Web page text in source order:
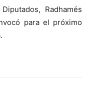
Radhamés
para el próximo